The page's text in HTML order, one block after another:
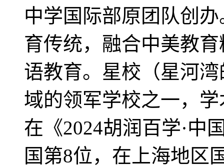
中学国际部原团队创
育传统，融合中美教
语教育。星校（星河
域的领军学校之一，
在《2024胡润百学·中
国第8位，在上海地区